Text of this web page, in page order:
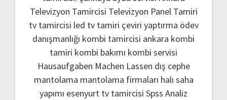
Televizyon Tamircisi Televizyon Panel Tamiri
tv tamircisi led tv tamiri çeviri yaptırma ödev
danışmanlığı kombi tamircisi ankara kombi
tamiri kombi bakımı kombi servisi
Hausaufgaben Machen Lassen dış cephe
mantolama mantolama firmaları halı saha
yapımı esenyurt tv tamircisi Spss Analiz